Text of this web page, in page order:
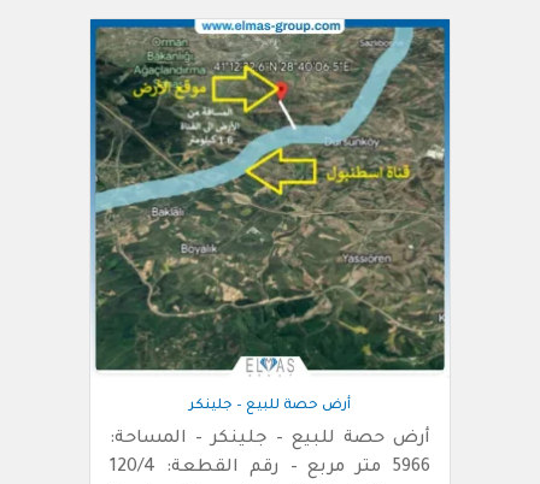
أرض حصة للبيع – جلينكر
أرض حصة للبيع – جلينكر – المساحة:
5966 متر مربع – رقم القطعة: 120/4